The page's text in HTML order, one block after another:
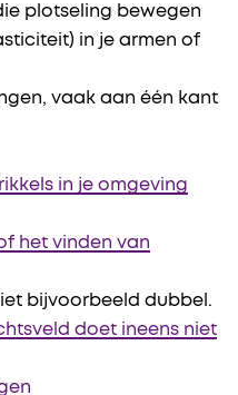
plotseling bewegen
in je armen of
vaak aan één kant
in je omgeving
het vinden van
bijvoorbeeld dubbel.
doet ineens niet